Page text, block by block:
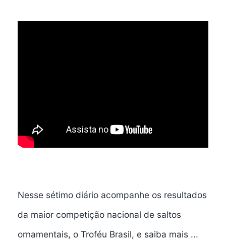
Nesse sétimo diário acompanhe os resultados
da maior competição nacional de saltos
ornamentais, o Troféu Brasil, e saiba mais ...